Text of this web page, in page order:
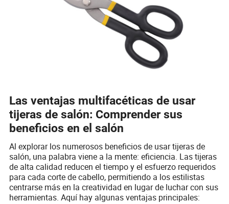
Las ventajas multifacéticas de usar
tijeras de salón: Comprender sus
beneficios en el salón
Al explorar los numerosos beneficios de usar tijeras de
salón, una palabra viene a la mente: eficiencia. Las tijeras
de alta calidad reducen el tiempo y el esfuerzo requeridos
para cada corte de cabello, permitiendo a los estilistas
centrarse más en la creatividad en lugar de luchar con sus
herramientas. Aquí hay algunas ventajas principales: